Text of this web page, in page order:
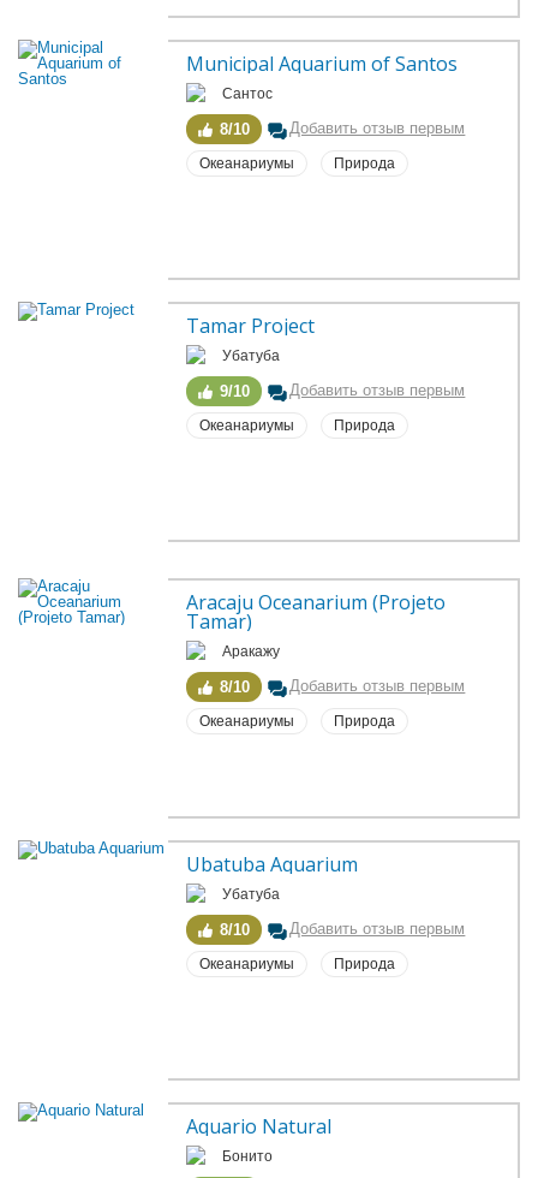
Municipal Aquarium of Santos
Сантос
8/10 Добавить отзыв первым
Океанариумы Природа
Tamar Project
Убатуба
9/10 Добавить отзыв первым
Океанариумы Природа
Aracaju Oceanarium (Projeto
Tamar)
Аракажу
8/10 Добавить отзыв первым
Океанариумы Природа
Ubatuba Aquarium
Убатуба
8/10 Добавить отзыв первым
Океанариумы Природа
Aquario Natural
Бонито